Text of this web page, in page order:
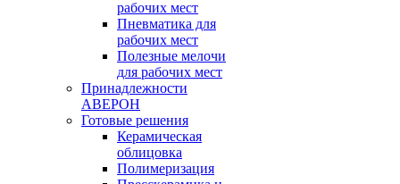
рабочих мест
Пневматика для
рабочих мест
Полезные мелочи
для рабочих мест
Принадлежности
АВЕРОН
Готовые решения
Керамическая
облицовка
Полимеризация